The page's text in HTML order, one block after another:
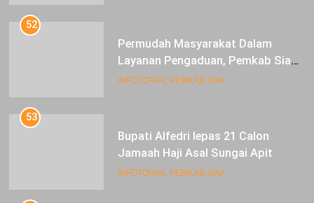
52
Permudah Masyarakat Dalam
Layanan Pengaduan, Pemkab Siak
Luncurkan Aplikasi SIP PUAN
INFOTORIAL PEMKAB SIAK
53
Bupati Alfedri lepas 21 Calon
Jamaah Haji Asal Sungai Apit
INFOTORIAL PEMKAB SIAK